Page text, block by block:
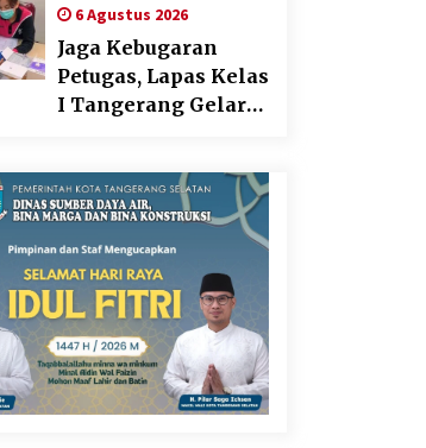
Pembuatan Spanduk
Sebagai Upaya
Memperkuat
Pemasaran UMKM
6 Agustus 2026
Jaga Kebugaran
Petugas, Lapas Kelas
I Tangerang Gelar
TB Lanjutan